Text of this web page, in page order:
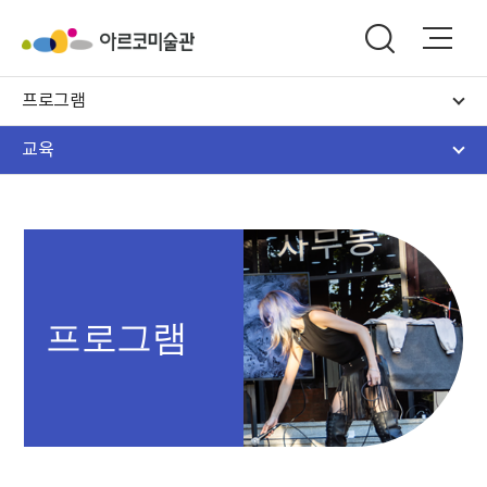
프로그램
교육
프로그램